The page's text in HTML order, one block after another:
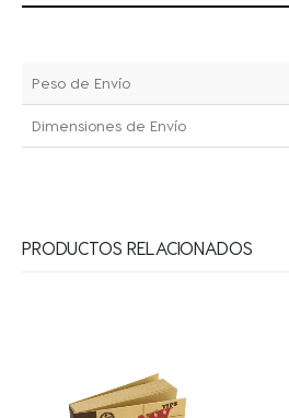
Peso de Envío
Dimensiones de Envío
PRODUCTOS RELACIONADOS